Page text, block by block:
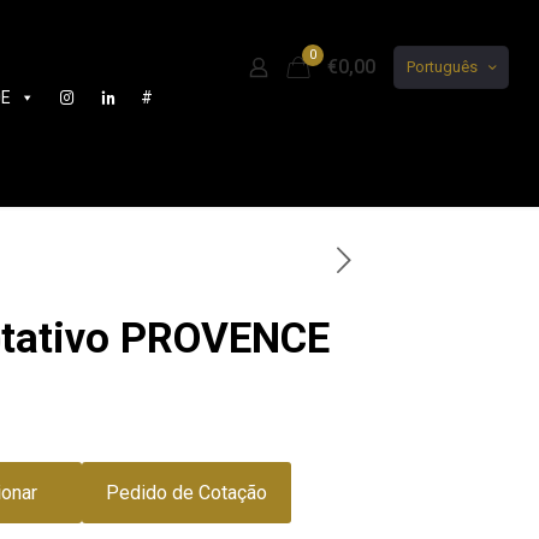
#
0
€0,00 Português
PROVENCE
Pedido de Cotação